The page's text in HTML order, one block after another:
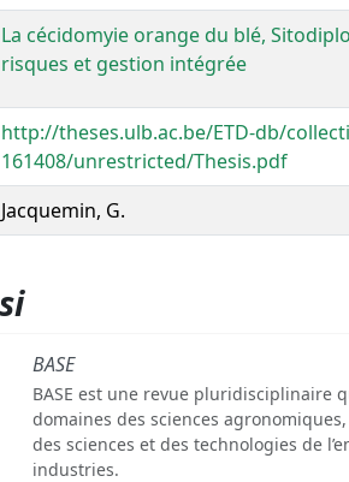
La cécidomyie orange du blé,
risques et gestion intégrée
http://theses.ulb.ac.be/ETD-db/
161408/unrestricted/Thesis.pdf
Jacquemin, G.
BASE
BASE est une revue pluridisciplinaire
domaines des sciences
des sciences et des technologies de
industries.